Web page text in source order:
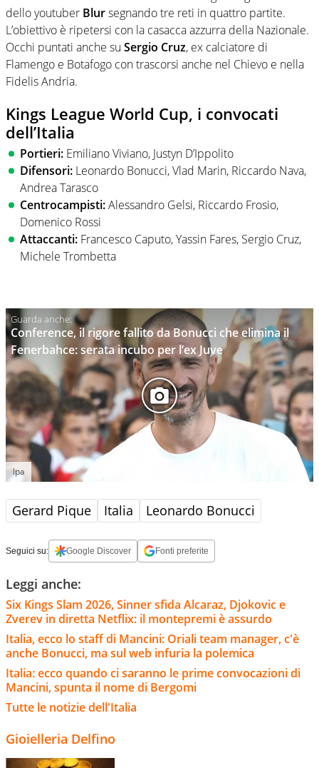
dello youtuber Blursegnando tre reti in quattro partite.
L’obiettivo è ripetersi con la casacca azzurra della Nazionale.
Occhi puntati anche su Sergio Cruz, ex calciatore di
Flamengo e Botafogo con trascorsi anche nel Chievo e nella
Fidelis Andria.
Kings League World Cup, i convocati
dell’Italia
Portieri: Emiliano Viviano, Justyn D’Ippolito
Difensori: Leonardo Bonucci, Vlad Marin, Riccardo Nava,
Andrea Tarasco
Centrocampisti:Alessandro Gelsi, Riccardo Frosio,
Domenico Rossi
Attaccanti: Francesco Caputo, Yassin Fares, Sergio Cruz,
Michele Trombetta
Conference, il rigore fallito da Bonucci che elimina il
Fenerbahce: serata incubo per l’ex Juve
Ipa
Gerard Pique Italia Leonardo Bonucci
Seguici su: Google Discover Fonti preferite
Leggi anche:
Six Kings Slam 2026, Sinner sfida Alcaraz, Djokovic e
Zverev in diretta Netflix: il montepremi è assurdo
Italia, ecco lo staff di Mancini: Oriali team manager, c'è
anche Bonucci, ma sul web infuria la polemica
Italia: ecco quando ci saranno le prime convocazioni di
Mancini, spunta il nome di Bergomi
Tutte le notizie dell'Italia
Gioielleria Delfino